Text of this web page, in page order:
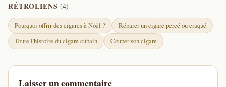
RÉTROLIENS(4)
Pourquoi offrir des cigares à Noël ?
Réparer un cigare percé ou craqué
Toute l'histoire du cigare cubain
Couper son cigare
Laisser un commentaire